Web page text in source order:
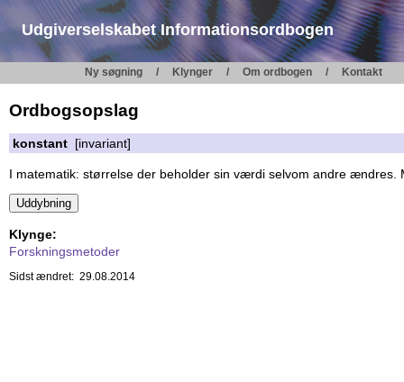
Udgiverselskabet Informationsordbogen
Ny søgning Klynger Om ordbogen Kontakt
Ordbogsopslag
konstant [invariant]
I matematik: størrelse der beholder sin værdi selvom andre ændres.
Klynge:
Forskningsmetoder
Sidst ændret: 29.08.2014